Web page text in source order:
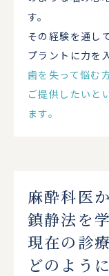
す。
その経験を通し
プラントに力を
歯を失って悩む
ご提供したいと
ます。
麻酔科医
鎮静法を
現在の診
どのよう